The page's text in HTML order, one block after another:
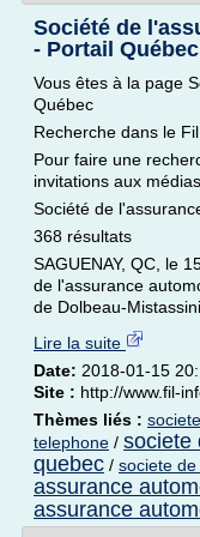
Société de
- Portail Québec
Vous êtes à la page
Québec
Recherche dans le
Pour faire une
invitations aux médias
Société de
368 résultats
SAGUENAY, QC, le
de l'assurance
de Dolbeau-Mistassini
Lire la suite
Date: 2018-01-15
Site : http://www.fil-
Thèmes liés :
telephone / societe
quebec / societe
assurance
assurance